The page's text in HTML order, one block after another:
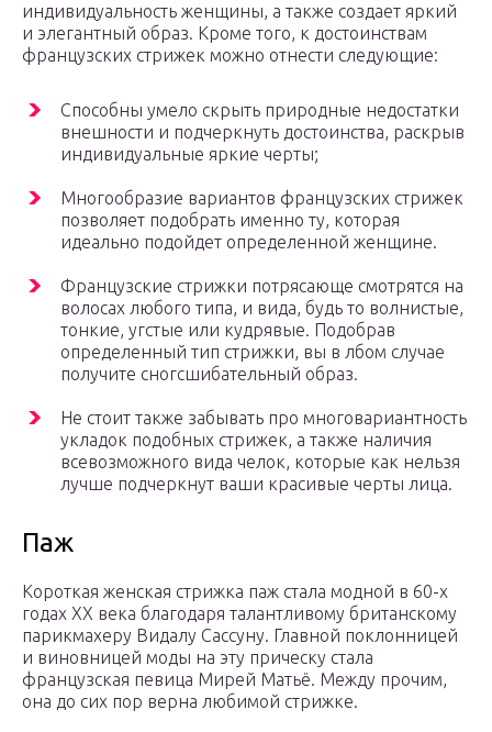
индивидуальность женщины, а также создает яркий
и элегантный образ. Кроме того, к достоинствам
французских стрижек можно отнести следующие:
Способны умело скрыть природные недостатки
внешности и подчеркнуть достоинства, раскрыв
индивидуальные яркие черты;
Многообразие вариантов французских стрижек
позволяет подобрать именно ту, которая
идеально подойдет определенной женщине.
Французские стрижки потрясающе смотрятся на
волосах любого типа, и вида, будь то волнистые,
тонкие, угстые или кудрявые. Подобрав
определенный тип стрижки, вы в лбом случае
получите сногсшибательный образ.
Не стоит также забывать про многовариантность
укладок подобных стрижек, а также наличия
всевозможного вида челок, которые как нельзя
лучше подчеркнут ваши красивые черты лица.
Паж
Короткая женская стрижка паж стала модной в 60-х
годах ХХ века благодаря талантливому британскому
парикмахеру Видалу Сассуну. Главной поклонницей
и виновницей моды на эту прическу стала
французская певица Мирей Матьё. Между прочим,
она до сих пор верна любимой стрижке.